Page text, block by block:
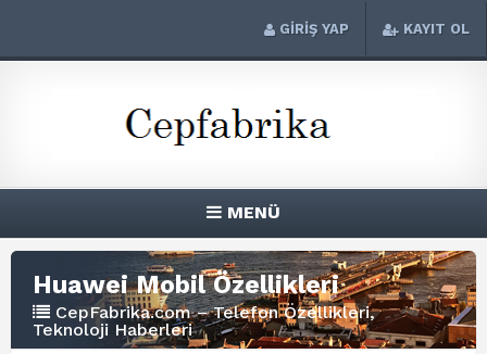
GİRİŞ YAP KAYIT OL
MENÜ
Huawei Mobil Özellikleri
CepFabrika.com – Telefon Özellikleri,
Teknoloji Haberleri